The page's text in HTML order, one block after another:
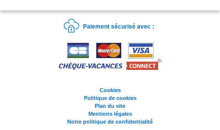
Paiement sécurisé avec :
Cookies
Politique de cookies
Plan du site
Mentions légales
Notre politique de confidentialité